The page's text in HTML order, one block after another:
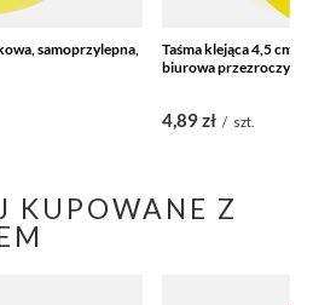
samoprzylepna,
Taśma klejąca 4,5 cm
biurowa przezroczysta
4,89 zł / szt.
KUPOWANE Z